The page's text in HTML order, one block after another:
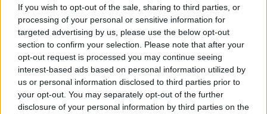
If you wish to opt-out of the sale, sharing to third parties, or
processing of your personal or sensitive information for
targeted advertising by us, please use the below opt-out
section to confirm your selection. Please note that after your
opt-out request is processed you may continue seeing
interest-based ads based on personal information utilized by
us or personal information disclosed to third parties prior to
your opt-out. You may separately opt-out of the further
disclosure of your personal information by third parties on the
kiszűrhető a betegség